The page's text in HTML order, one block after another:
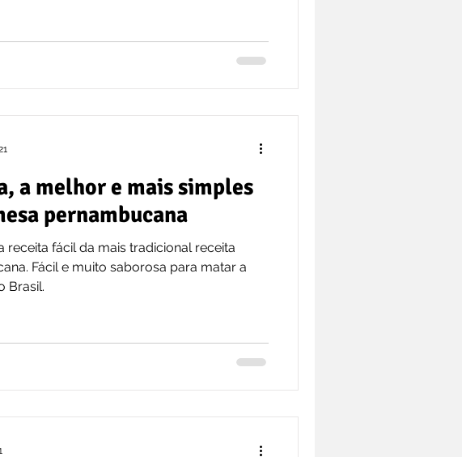
a melhor e mais simples
pernambucana
receita fácil da mais tradicional receita
Fácil e muito saborosa para matar a
Brasil.